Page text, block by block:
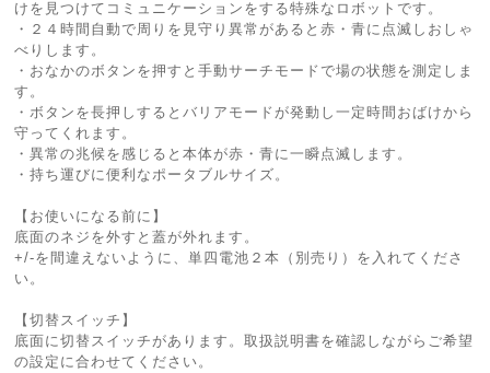
けを見つけてコミュニケーションをする特殊なロボットです。
・２４時間自動で周りを見守り異常があると赤・青に点滅しおしゃ
べりします。
・おなかのボタンを押すと手動サーチモードで場の状態を測定しま
す。
・ボタンを長押しするとバリアモードが発動し一定時間おばけから
守ってくれます。
・異常の兆候を感じると本体が赤・青に一瞬点滅します。
・持ち運びに便利なポータブルサイズ。
【お使いになる前に】
底面のネジを外すと蓋が外れます。
+/-を間違えないように、単四電池２本（別売り）を入れてくださ
い。
【切替スイッチ】
底面に切替スイッチがあります。取扱説明書を確認しながらご希望
の設定に合わせてください。